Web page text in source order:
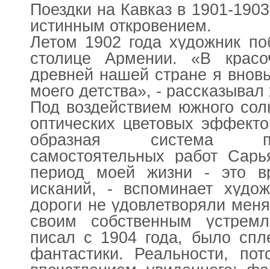
Поездки на Кавказ в 1901-
истинным откровением.
Летом 1902 года художник
столице Армении. «В
древней нашей стране я
моего детства», -
Под воздействием южного
оптических цветовых
образная система
самостоятельных работ
период моей жизни - это
исканий, - вспоминает
дороги не удовлетворяли
своим собственным
писал с 1904 года, было
фантастики. Реальности,